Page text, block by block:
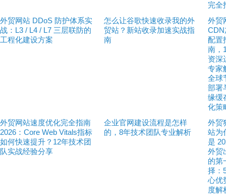
完全
外贸网站 DDoS 防护体系实
战：L3 / L4 / L7 三层联防的
工程化建设方案
怎么让谷歌快速收录我的外
贸站？新站收录加速实战指
南
外贸
CDN
配置
南，
资深
专家
全球
部署
缘缓
化策
外贸网站速度优化完全指南
2026：Core Web Vitals指标
如何快速提升？12年技术团
队实战经验分享
企业官网建设流程是怎样
的，8年技术团队专业解析
外贸
站为
是
外贸
的第
择：
心优
度解